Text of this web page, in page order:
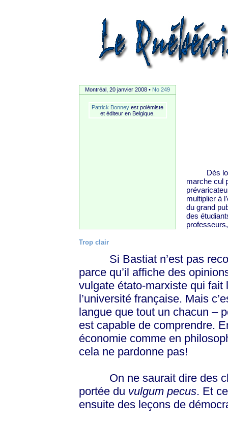
Montréal, 20 janvier 2008 • No 249
Patrick Bonney est polémiste
et éditeur en Belgique.
Dès lors
marche cul
multiplier à
du grand
des
Trop clair
Si Bastiat n’est pas
parce qu’il affiche des
vulgate étato-marxiste qui
l’université française. Mais
langue que tout un chacun –
est capable de comprendre.
économie comme en
cela ne pardonne pas!
On ne saurait dire des
portée du vulgum pecus. Et
ensuite des leçons de